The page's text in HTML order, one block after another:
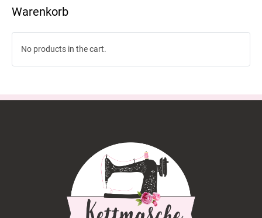
Warenkorb
No products in the cart.